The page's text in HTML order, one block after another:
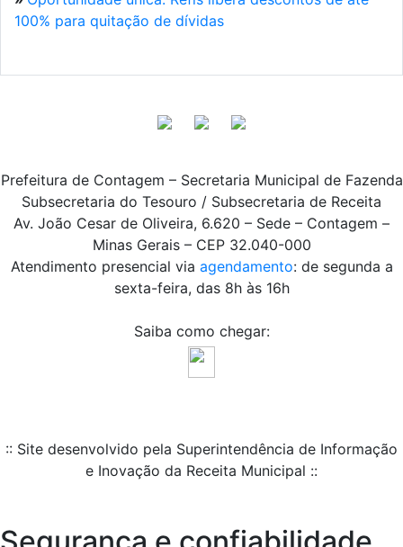
100% para quitação de dívidas
Prefeitura de Contagem – Secretaria Municipal de Fazenda
Subsecretaria do Tesouro / Subsecretaria de Receita
Av. João Cesar de Oliveira, 6.620 – Sede – Contagem –
Minas Gerais – CEP 32.040-000
Atendimento presencial via agendamento: de segunda a
sexta-feira, das 8h às 16h
Saiba como chegar:
:: Site desenvolvido pela Superintendência de Informação
e Inovação da Receita Municipal ::